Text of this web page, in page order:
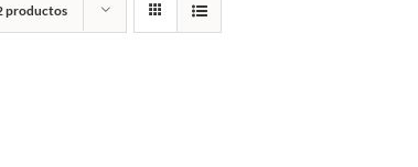
productos